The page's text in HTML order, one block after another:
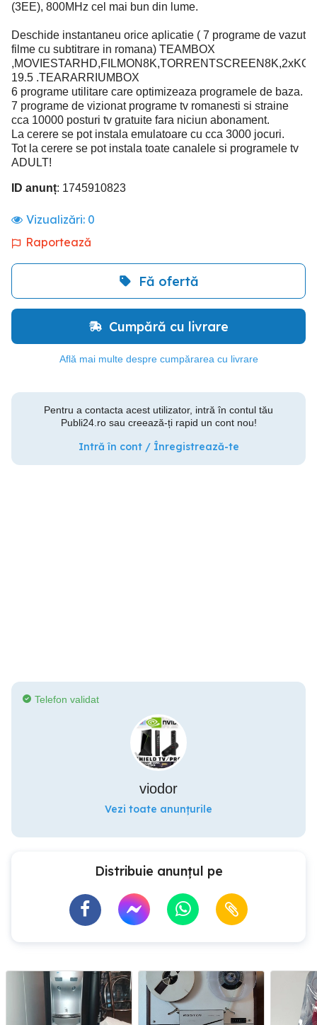
(3EE), 800MHz cel mai bun din lume.
Deschide instantaneu orice aplicatie ( 7 programe de vazut
filme cu subtitrare in romana) TEAMBOX
19.5 .TEARARRIUMBOX
6 programe utilitare care optimizeaza programele de baza.
7 programe de vizionat programe tv romanesti si straine
cca 10000 posturi tv gratuite fara niciun abonament.
La cerere se pot instala emulatoare cu cca 3000 jocuri.
Tot la cerere se pot instala toate canalele si programele tv
ADULT!
ID anunț: 1745910823
Vizualizări: 0
Raportează
Fă ofertă
Cumpără cu livrare
Află mai multe despre cumpărarea cu livrare
Pentru a contacta acest utilizator, intră în contul tău
Publi24.ro sau creează-ți rapid un cont nou!
Intră în cont / Înregistrează-te
Telefon validat
viodor
Vezi toate anunțurile
Distribuie anunțul pe